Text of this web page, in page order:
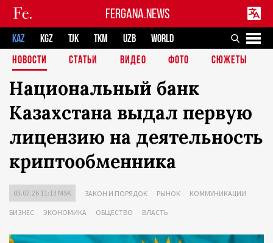
FERGANA.NEWS
KAZ KGZ TJK TKM UZB
WORLD
НОВОСТИ
СТАТЬИ ВИДЕО ФОТО СЮЖЕТЫ
Национальный банк
Казахстана выдал первую
лицензию на деятельность
криптообменника
03.07.26 11:13 MSK ЗАКОН И ПОРЯДОК РЫНОК КОММУНИКАЦИИ
БИЗНЕС ЭКОНОМИКА ОБЩЕСТВО ВЛАСТЬ